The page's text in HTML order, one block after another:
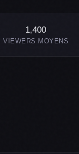
1,400
VIEWERS MOYENS